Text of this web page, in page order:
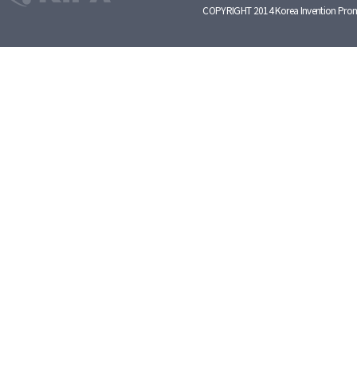
COPYRIGHT 2014 Korea Invention